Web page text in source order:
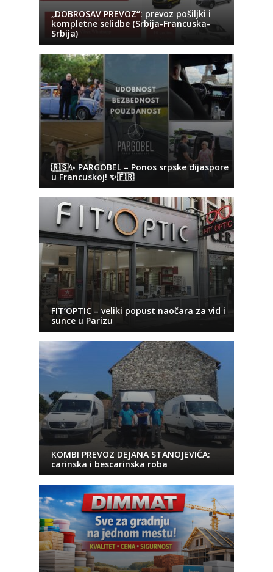
„DOBROSAV PREVOZ“: prevoz pošiljki i
kompletne selidbe (Srbija-Francuska-
Srbija)
🇷🇸✨ PARGOBEL – Ponos srpske dijaspore
u Francuskoj! ✨🇫🇷
FIT’OPTIC – veliki popust naočara za vid i
sunce u Parizu
KOMBI PREVOZ DEJANA STANOJEVIĆA:
carinska i bescarinska roba